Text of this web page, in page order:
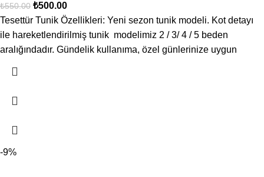
₺550.00 ₺500.00
Tesettür Tunik Özellikleri: Yeni sezon tunik modeli. Kot detayı
ile hareketlendirilmiş tunik modelimiz 2 / 3/ 4 / 5 beden
aralığındadır. Gündelik kullanıma, özel günlerinize uygun
-9%